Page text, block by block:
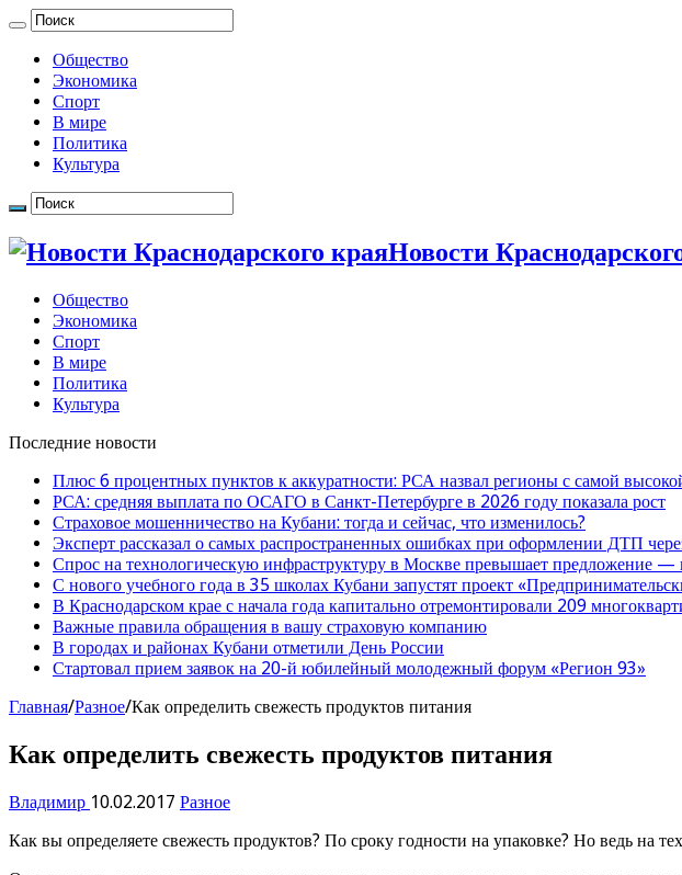
Общество
Экономика
Спорт
В мире
Политика
Культура
Новости
Общество
Экономика
Спорт
В мире
Политика
Культура
Последние новости
Плюс 6 процентных пунктов к аккуратности: РСА назвал регионы с самой
РСА: средняя выплата по ОСАГО в Санкт-Петербурге в 2026 году показала рост
Страховое мошенничество на Кубани: тогда и сейчас, что изменилось?
Эксперт рассказал о самых распространенных ошибках при оформлении ДТП
Спрос на технологическую инфраструктуру в Москве превышает предложение
С нового учебного года в 35 школах Кубани запустят проект
В Краснодарском крае с начала года капитально отремонтировали 209
Важные правила обращения в вашу страховую компанию
В городах и районах Кубани отметили День России
Стартовал прием заявок на 20-й юбилейный молодежный форум «Регион 93»
Главная/Разное/Как определить свежесть продуктов питания
Как определить свежесть продуктов питания
Владимир 10.02.2017 Разное
Как вы определяете свежесть продуктов? По сроку годности на упаковке? Но ведь на